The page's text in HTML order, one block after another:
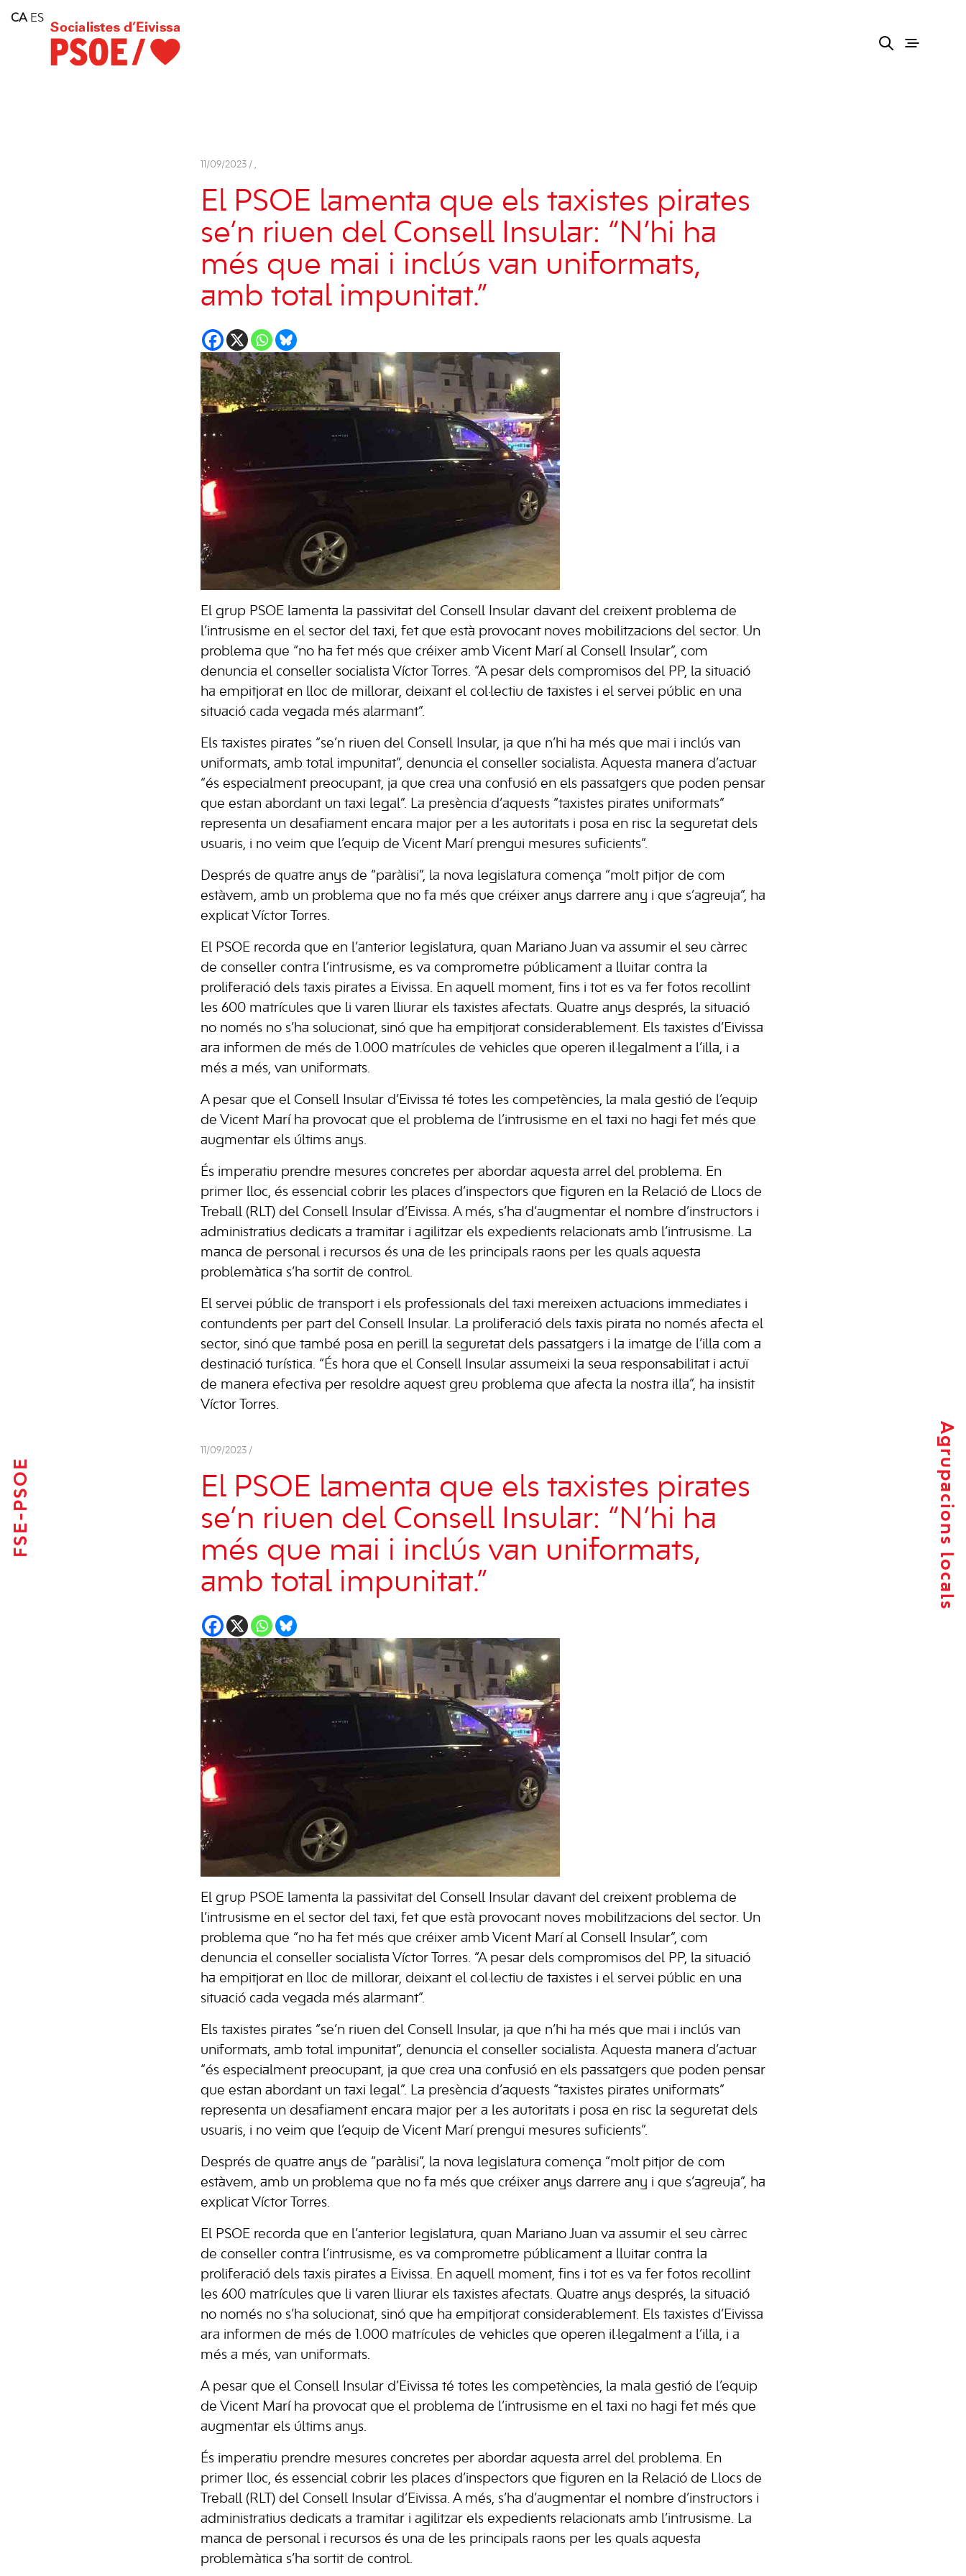
Consell Insular d'Eivissa
Services
FSE-PSOE Agrupacions locals
11/09/2023 / ,
El PSOE lamenta que els taxistes pirates
se’n riuen del Consell Insular: “N’hi ha
més que mai i inclús van uniformats,
amb total impunitat.”
El grup PSOE lamenta la passivitat del Consell Insular davant del creixent problema de
l’intrusisme en el sector del taxi, fet que està provocant noves mobilitzacions del sector. Un
problema que “no ha fet més que créixer amb Vicent Marí al Consell Insular”, com
denuncia el conseller socialista Víctor Torres. “A pesar dels compromisos del PP, la situació
ha empitjorat en lloc de millorar, deixant el col·lectiu de taxistes i el servei públic en una
situació cada vegada més alarmant”.
Els taxistes pirates “se’n riuen del Consell Insular, ja que n’hi ha més que mai i inclús van
uniformats, amb total impunitat”, denuncia el conseller socialista. Aquesta manera d’actuar
“és especialment preocupant, ja que crea una confusió en els passatgers que poden pensar
que estan abordant un taxi legal”. La presència d’aquests “taxistes pirates uniformats”
representa un desafiament encara major per a les autoritats i posa en risc la seguretat dels
usuaris, i no veim que l’equip de Vicent Marí prengui mesures suficients”.
Després de quatre anys de “paràlisi”, la nova legislatura comença “molt pitjor de com
estàvem, amb un problema que no fa més que créixer anys darrere any i que s’agreuja”, ha
explicat Víctor Torres.
El PSOE recorda que en l’anterior legislatura, quan Mariano Juan va assumir el seu càrrec
de conseller contra l’intrusisme, es va comprometre públicament a lluitar contra la
proliferació dels taxis pirates a Eivissa. En aquell moment, fins i tot es va fer fotos recollint
les 600 matrícules que li varen lliurar els taxistes afectats. Quatre anys després, la situació
no només no s’ha solucionat, sinó que ha empitjorat considerablement. Els taxistes d’Eivissa
ara informen de més de 1.000 matrícules de vehicles que operen il·legalment a l’illa, i a
més a més, van uniformats.
A pesar que el Consell Insular d’Eivissa té totes les competències, la mala gestió de l’equip
de Vicent Marí ha provocat que el problema de l’intrusisme en el taxi no hagi fet més que
augmentar els últims anys.
És imperatiu prendre mesures concretes per abordar aquesta arrel del problema. En
primer lloc, és essencial cobrir les places d’inspectors que figuren en la Relació de Llocs de
Treball (RLT) del Consell Insular d’Eivissa. A més, s’ha d’augmentar el nombre d’instructors i
administratius dedicats a tramitar i agilitzar els expedients relacionats amb l’intrusisme. La
manca de personal i recursos és una de les principals raons per les quals aquesta
problemàtica s’ha sortit de control.
El servei públic de transport i els professionals del taxi mereixen actuacions immediates i
contundents per part del Consell Insular. La proliferació dels taxis pirata no només afecta el
sector, sinó que també posa en perill la seguretat dels passatgers i la imatge de l’illa com a
destinació turística. “És hora que el Consell Insular assumeixi la seua responsabilitat i actuï
de manera efectiva per resoldre aquest greu problema que afecta la nostra illa”, ha insistit
Víctor Torres.
11/09/2023 /
El PSOE lamenta que els taxistes pirates
se’n riuen del Consell Insular: “N’hi ha
més que mai i inclús van uniformats,
amb total impunitat.”
El grup PSOE lamenta la passivitat del Consell Insular davant del creixent problema de
l’intrusisme en el sector del taxi, fet que està provocant noves mobilitzacions del sector. Un
problema que “no ha fet més que créixer amb Vicent Marí al Consell Insular”, com
denuncia el conseller socialista Víctor Torres. “A pesar dels compromisos del PP, la situació
ha empitjorat en lloc de millorar, deixant el col·lectiu de taxistes i el servei públic en una
situació cada vegada més alarmant”.
Els taxistes pirates “se’n riuen del Consell Insular, ja que n’hi ha més que mai i inclús van
uniformats, amb total impunitat”, denuncia el conseller socialista. Aquesta manera d’actuar
“és especialment preocupant, ja que crea una confusió en els passatgers que poden pensar
que estan abordant un taxi legal”. La presència d’aquests “taxistes pirates uniformats”
representa un desafiament encara major per a les autoritats i posa en risc la seguretat dels
usuaris, i no veim que l’equip de Vicent Marí prengui mesures suficients”.
Després de quatre anys de “paràlisi”, la nova legislatura comença “molt pitjor de com
estàvem, amb un problema que no fa més que créixer anys darrere any i que s’agreuja”, ha
explicat Víctor Torres.
El PSOE recorda que en l’anterior legislatura, quan Mariano Juan va assumir el seu càrrec
de conseller contra l’intrusisme, es va comprometre públicament a lluitar contra la
proliferació dels taxis pirates a Eivissa. En aquell moment, fins i tot es va fer fotos recollint
les 600 matrícules que li varen lliurar els taxistes afectats. Quatre anys després, la situació
no només no s’ha solucionat, sinó que ha empitjorat considerablement. Els taxistes d’Eivissa
ara informen de més de 1.000 matrícules de vehicles que operen il·legalment a l’illa, i a
més a més, van uniformats.
A pesar que el Consell Insular d’Eivissa té totes les competències, la mala gestió de l’equip
de Vicent Marí ha provocat que el problema de l’intrusisme en el taxi no hagi fet més que
augmentar els últims anys.
És imperatiu prendre mesures concretes per abordar aquesta arrel del problema. En
primer lloc, és essencial cobrir les places d’inspectors que figuren en la Relació de Llocs de
Treball (RLT) del Consell Insular d’Eivissa. A més, s’ha d’augmentar el nombre d’instructors i
administratius dedicats a tramitar i agilitzar els expedients relacionats amb l’intrusisme. La
manca de personal i recursos és una de les principals raons per les quals aquesta
problemàtica s’ha sortit de control.
CA ES